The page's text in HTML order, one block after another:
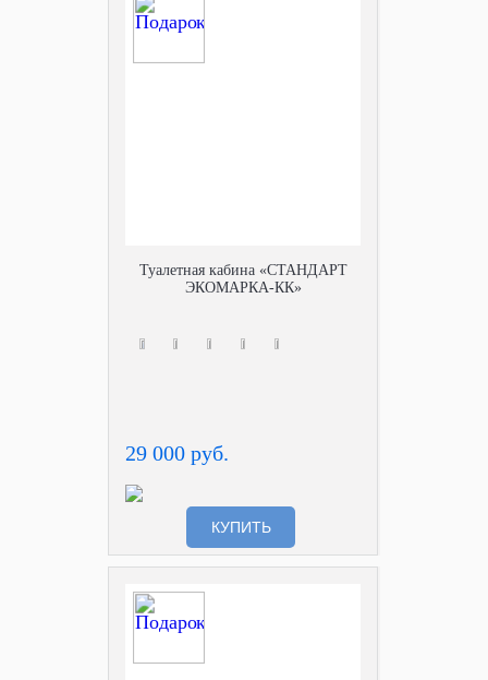
Туалетная кабина «СТАНДАРТ
ЭКОМАРКА-КК»
29 000 руб.
КУПИТЬ